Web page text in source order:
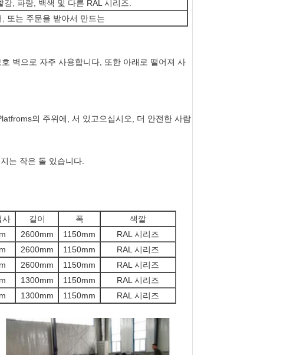
, 파랑, 백색 및 다른 RAL 시리즈.
또는 주문을 받아서 만드는
벽으로 자주 사용합니다, 또한 아래로 떨어져 사
의 주위에, 서 있고으십시오
, 더 안전한 사람
지는 작은 돌 있습니다
사 길이 폭
색깔
2600mm 1150mm
RAL 시리즈
2600mm 1150mm
RAL 시리즈
2600mm 1150mm
RAL 시리즈
1300mm 1150mm
RAL 시리즈
1300mm 1150mm
RAL 시리즈